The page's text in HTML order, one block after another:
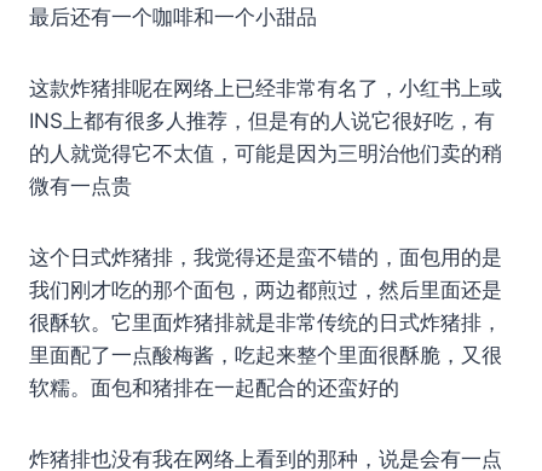
最后还有一个咖啡和一个小甜品
这款炸猪排呢在网络上已经非常有名了，小红书上或
INS上都有很多人推荐，但是有的人说它很好吃，有
的人就觉得它不太值，可能是因为三明治他们卖的稍
微有一点贵
这个日式炸猪排，我觉得还是蛮不错的，面包用的是
我们刚才吃的那个面包，两边都煎过，然后里面还是
很酥软。它里面炸猪排就是非常传统的日式炸猪排，
里面配了一点酸梅酱，吃起来整个里面很酥脆，又很
软糯。面包和猪排在一起配合的还蛮好的
炸猪排也没有我在网络上看到的那种，说是会有一点